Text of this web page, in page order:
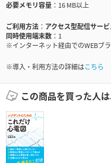
必要メモリ容量
16 MB以上
ご利用方法
アクセス型配信サービ
同時使用端末数
1
※インターネット経由でのWEBブ
※導入・利用方法の詳細はこちら
この商品を買った人